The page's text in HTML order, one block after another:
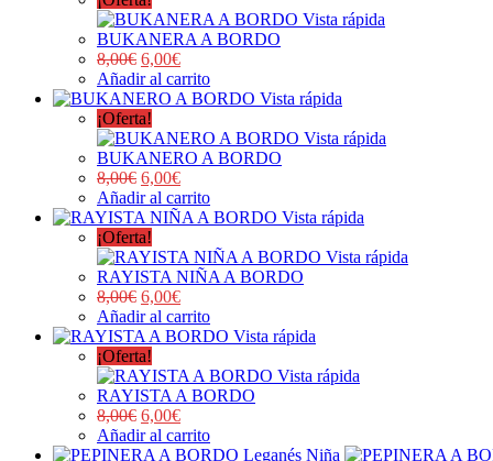
Vista rápida
BUKANERA A BORDO
8,00€ 6,00€
Añadir al carrito
Vista rápida
¡Oferta!
Vista rápida
BUKANERO A BORDO
8,00€ 6,00€
Añadir al carrito
Vista rápida
¡Oferta!
Vista rápida
RAYISTA NIÑA A BORDO
8,00€ 6,00€
Añadir al carrito
Vista rápida
¡Oferta!
Vista rápida
RAYISTA A BORDO
8,00€ 6,00€
Añadir al carrito